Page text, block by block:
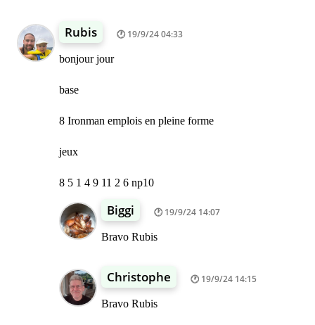
Rubis 19/9/24 04:33
bonjour jour
base
8 Ironman emplois en pleine forme
jeux
8 5 1 4 9 11 2 6 np10
Biggi 19/9/24 14:07
Bravo Rubis
Christophe 19/9/24 14:15
Bravo Rubis